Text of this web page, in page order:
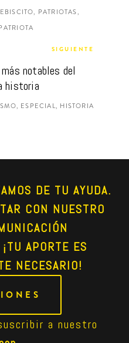
PATRIOTAS,
SIGUIENTE
notables del
historia
ESPECIAL, HISTORIA
DE TU AYUDA.
CON NUESTRO
APORTE ES
NECESARIO!